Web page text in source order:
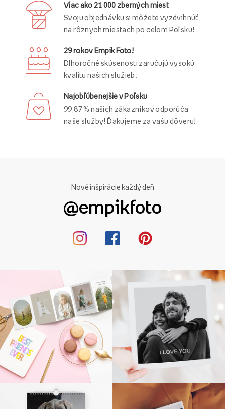
Viac ako 21 000 zberných miest
Svoju objednávku si môžete vyzdvihnúť
na rôznych miestach po celom Poľsku!
29 rokov Empik Foto!
Dlhoročné skúsenosti zaručujú vysokú
kvalitu našich služieb.
Najobľúbenejšie v Poľsku
99,87 % našich zákazníkov odporúča
naše služby! Ďakujeme za vašu dôveru!
Nové inšpirácie každý deň
@empikfoto